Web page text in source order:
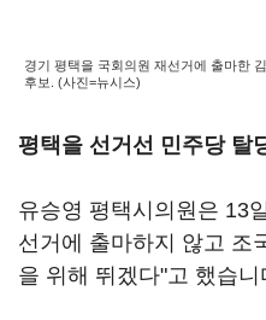
경기 평택을 국회의원 재선거에 출마한
후보. (사진=뉴시스)
평택을 선거선 민주당 탈
유승영 평택시의원은 13
선거에 출마하지 않고 조
을 위해 뛰겠다"고 했습니